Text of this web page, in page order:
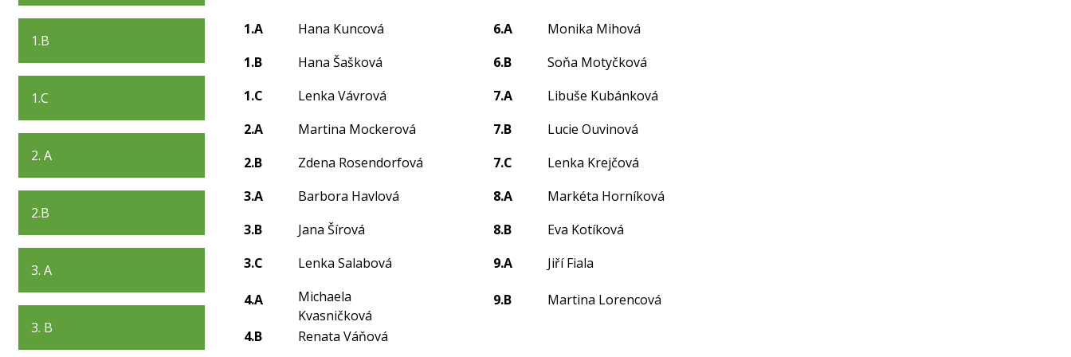
1.A Hana Kuncová 6.A
Monika Mihová
1.B
Hana Šašková 6.B
Soňa Motyčková
1.C
Lenka Vávrová 7.A
Libuše Kubánková
2.A
Martina Mockerová 7.B
Lucie Ouvinová
2.B
Zdena Rosendorfová 7.C
Lenka Krejčová
3.A
Barbora Havlová 8.A
Markéta Horníková
3.B
Jana Šírová 8.B
Eva Kotíková
3.C
Lenka Salabová 9.A Jiří Fiala
4.A
Michaela
Kvasničková
9.B Martina Lorencová
4.B Renata Váňová
1.B
1.C
2. A
2.B
3. A
3. B